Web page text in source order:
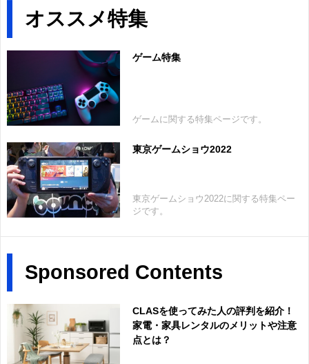
オススメ特集
ゲーム特集
ゲームに関する特集ページです。
東京ゲームショウ2022
東京ゲームショウ2022に関する特集ペー
ジです。
Sponsored Contents
CLASを使ってみた人の評判を紹介！
家電・家具レンタルのメリットや注意
点とは？